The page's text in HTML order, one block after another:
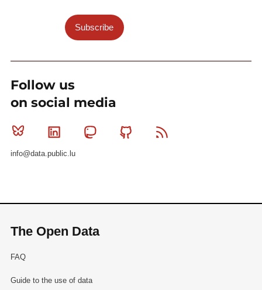
Subscribe
Follow us
on social media
Bluesky Linkedin MastodonGithub
info@data.public.lu
The Open Data
FAQ
Guide to the use of data